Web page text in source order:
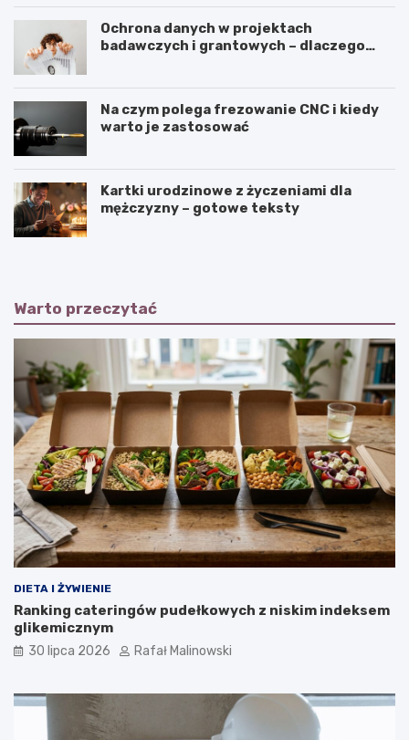
Ochrona danych w projektach
badawczych i grantowych – dlaczego
Na czym polega frezowanie CNC i kiedy
warto je zastosować
Kartki urodzinowe z życzeniami dla
mężczyzny – gotowe teksty
Warto przeczytać
DIETA I ŻYWIENIE
Ranking cateringów pudełkowych z niskim indeksem
glikemicznym
30 lipca 2026 Rafał Malinowski